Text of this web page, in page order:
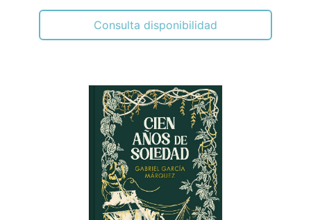
Consulta disponibilidad